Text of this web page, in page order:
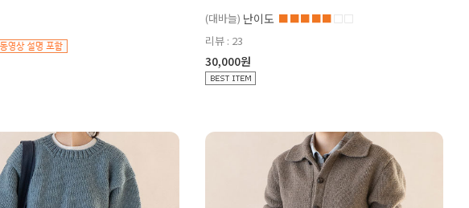
(대바늘) 난이도 ■■■■■□□
리뷰 : 23
30,000원